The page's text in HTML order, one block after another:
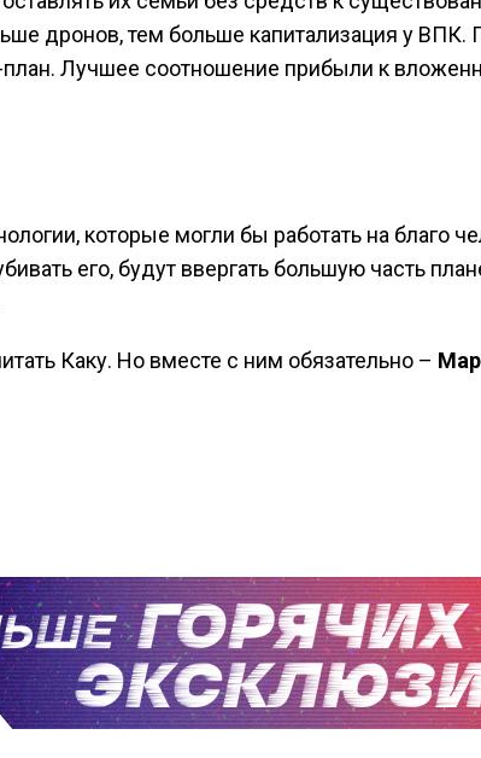
дронов, тем больше капитализация у ВПК.
Лучшее соотношение прибыли к
которые могли бы работать на благо
его, будут ввергать большую часть
Каку. Но вместе с ним обязательно –